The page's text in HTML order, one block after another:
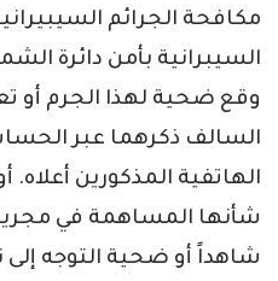
مكافحة الجرائم
السيبرانية بأمن دائرة
وقع ضحية لهذا الجرم أو
السالف ذكرهما عبر الحساب
الهاتفية المذكورين
شأنها المساهمة في
شاهداً أو ضحية التوجه إلى